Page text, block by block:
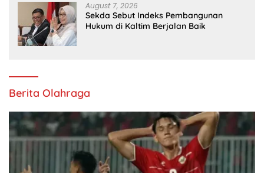
August 7, 2026
Sekda Sebut Indeks Pembangunan
Hukum di Kaltim Berjalan Baik
Berita Olahraga